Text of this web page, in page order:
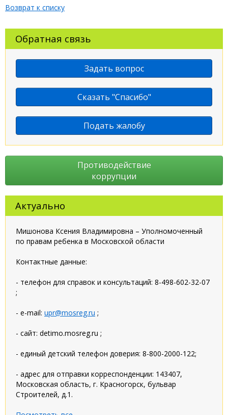
Возврат к списку
Обратная связь
Задать вопрос
Сказать "Спасибо"
Подать жалобу
Противодействие
коррупции
Актуально
Мишонова Ксения Владимировна – Уполномоченный
по правам ребенка в Московской области
Контактные данные:
- телефон для справок и консультаций: 8-498-602-32-07
;
- e-mail: upr@mosreg.ru ;
- сайт: detimo.mosreg.ru ;
- единый детский телефон доверия: 8-800-2000-122;
- адрес для отправки корреспонденции: 143407,
Московская область, г. Красногорск, бульвар
Строителей, д.1.